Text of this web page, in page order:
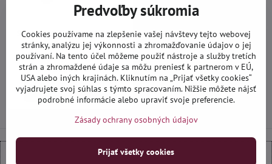
SsangYong Rexton od 2018 -
autorohože gumové Rigum
Distribučný sklad (1-3 dni)
31,90 €
Do košíka
Predvoľby súkromia
Cookies používame na zlepšenie vašej návštevy tejto webovej
stránky, analýzu jej výkonnosti a zhromažďovanie údajov o jej
používaní. Na tento účel môžeme použiť nástroje a služby tretích
strán a zhromaždené údaje sa môžu preniesť k partnerom v EÚ,
USA alebo iných krajinách. Kliknutím na „Prijať všetky cookies“
vyjadrujete svoj súhlas s týmto spracovaním. Nižšie môžete nájsť
podrobné informácie alebo upraviť svoje preferencie.
Zásady ochrany osobných údajov
Prijať všetky cookies